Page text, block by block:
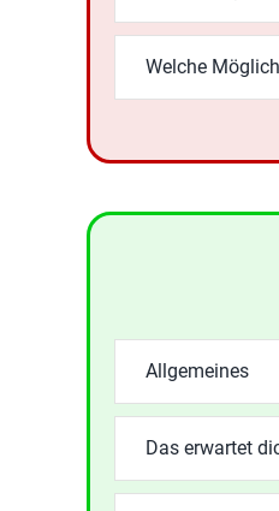
Welche
Allgemeines
Das erwartet